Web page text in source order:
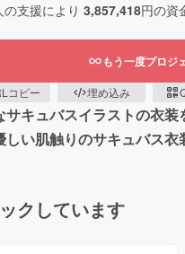
の支援により 3,857,418円の資
もう一度プロジ
コピー 埋め込み
キュバスイラストの衣
い肌触りのサキュバス
クしています